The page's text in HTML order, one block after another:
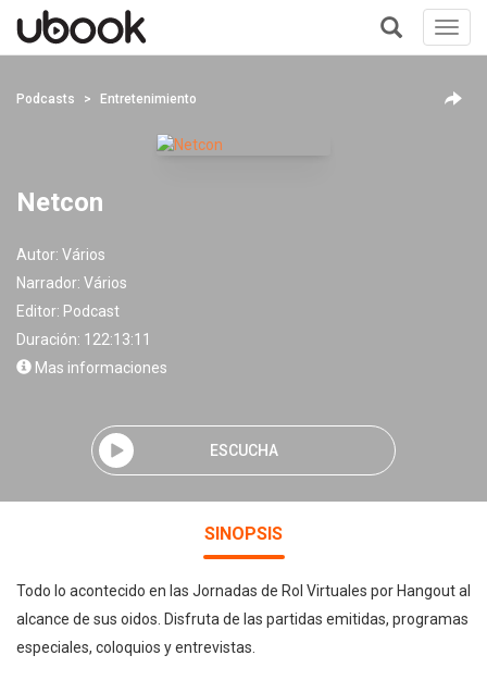
+
Podcasts Entretenimiento
Netcon
Autor: Vários
Narrador: Vários
Editor: Podcast
Duración: 122:13:11
Mas informaciones
ESCUCHA
SINOPSIS
Todo lo acontecido en las Jornadas de Rol Virtuales por Hangout al
alcance de sus oidos. Disfruta de las partidas emitidas, programas
especiales, coloquios y entrevistas.